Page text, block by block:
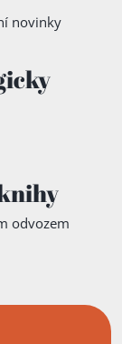
novinky
odvozem